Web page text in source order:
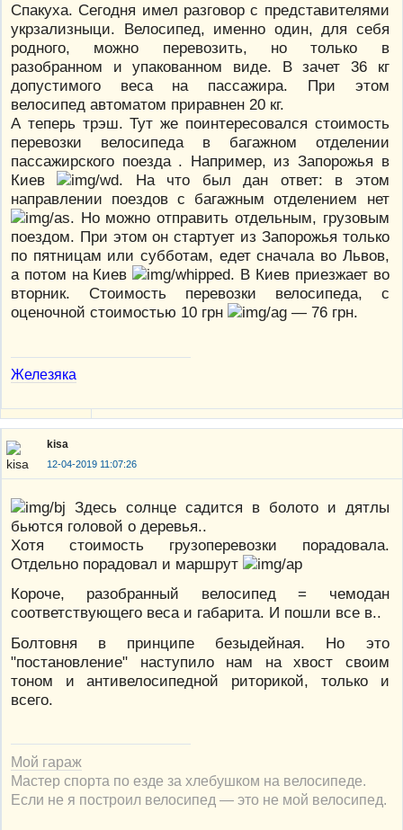
Спакуха. Сегодня имел разговор с представителями
укрзализныци. Велосипед, именно один, для себя
родного, можно перевозить, но только в
разобранном и упакованном виде. В зачет 36 кг
допустимого веса на пассажира. При этом
велосипед автоматом приравнен 20 кг.
А теперь трэш. Тут же поинтересовался стоимость
перевозки велосипеда в багажном отделении
пассажирского поезда . Например, из Запорожья в
Киев
. На что был дан ответ: в этом
направлении поездов с багажным отделением нет
. Но можно отправить отдельным, грузовым
поездом. При этом он стартует из Запорожья только
по пятницам или субботам, едет сначала во Львов,
а потом на Киев
. В Киев приезжает во
вторник. Стоимость перевозки велосипеда, с
оценочной стоимостью 10 грн
— 76 грн.
Железяка
kisa
12-04-2019 11:07:26
Здесь солнце садится в болото и дятлы
бьются головой о деревья..
Хотя стоимость грузоперевозки порадовала.
Отдельно порадовал и маршрут
Короче, разобранный велосипед = чемодан
соответствующего веса и габарита. И пошли все в..
Болтовня в принципе безыдейная. Но это
"постановление" наступило нам на хвост своим
тоном и антивелосипедной риторикой, только и
всего.
Мой гараж
Мастер спорта по езде за хлебушком на велосипеде.
Если не я построил велосипед — это не мой велосипед.